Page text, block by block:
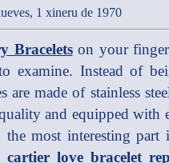
1 xineru de 1970
Braceletson your
examine. Instead of
are made of stainless
and equipped with
most interesting
cartier love bracelet